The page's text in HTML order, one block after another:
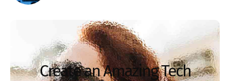
Create an Amazing Tech